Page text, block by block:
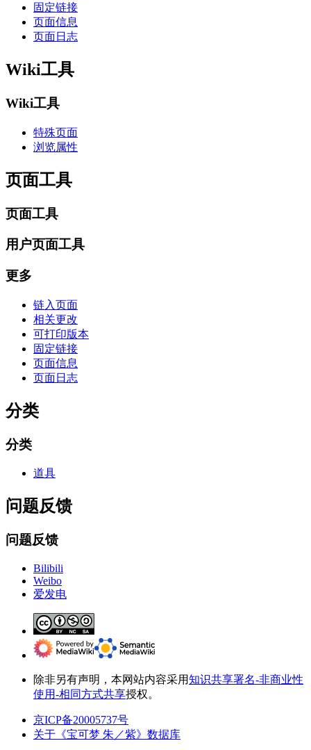
固定链接
页面信息
页面日志
Wiki工具
Wiki工具
特殊页面
浏览属性
页面工具
页面工具
用户页面工具
更多
链入页面
相关更改
可打印版本
固定链接
页面信息
页面日志
分类
分类
道具
问题反馈
问题反馈
Bilibili
Weibo
爱发电
除非另有声明，本网站内容采用知识共享署名-非商业性
使用-相同方式共享授权。
京ICP备20005737号
关于《宝可梦 朱／紫》数据库